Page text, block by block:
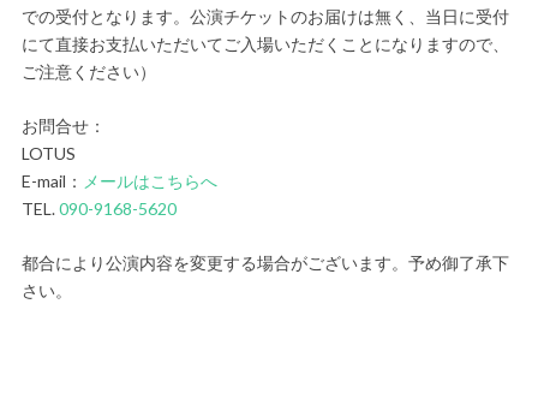
での受付となります。公演チケットのお届けは無く、当日に受付
にて直接お支払いただいてご入場いただくことになりますので、
ご注意ください）
お問合せ：
LOTUS
E-mail： メールはこちらへ
TEL.090-9168-5620
都合により公演内容を変更する場合がございます。予め御了承下
さい。